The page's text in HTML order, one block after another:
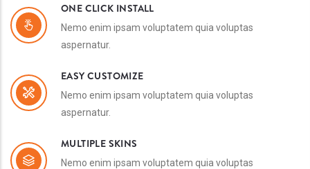
ONE CLICK INSTALL
Nemo enim ipsam voluptatem quia voluptas
aspernatur.
EASY CUSTOMIZE
Nemo enim ipsam voluptatem quia voluptas
aspernatur.
MULTIPLE SKINS
Nemo enim ipsam voluptatem quia voluptas